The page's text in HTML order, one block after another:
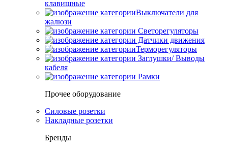
клавишные
Выключатели для
жалюзи
Светорегуляторы
Датчики движения
Терморегуляторы
Заглушки/ Выводы
кабеля
Рамки
Прочее оборудование
Силовые розетки
Накладные розетки
Бренды